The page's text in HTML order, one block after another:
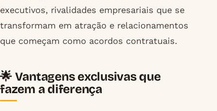
executivos, rivalidades empresariais que se
transformam em atração e relacionamentos
que começam como acordos contratuais.
🌟 Vantagens exclusivas que
fazem a diferença